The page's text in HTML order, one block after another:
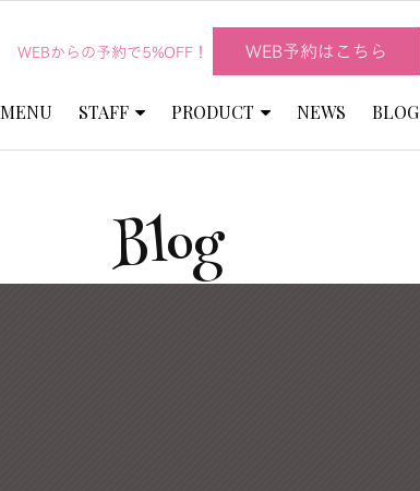
WEBからの予約で5%OFF！ WEB予約はこちら
MENU STAFF PRODUCT NEWS BLOG
Blog